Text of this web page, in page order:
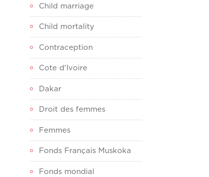
Child marriage
Child mortality
Contraception
Cote d'Ivoire
Dakar
Droit des femmes
Femmes
Fonds Français Muskoka
Fonds mondial